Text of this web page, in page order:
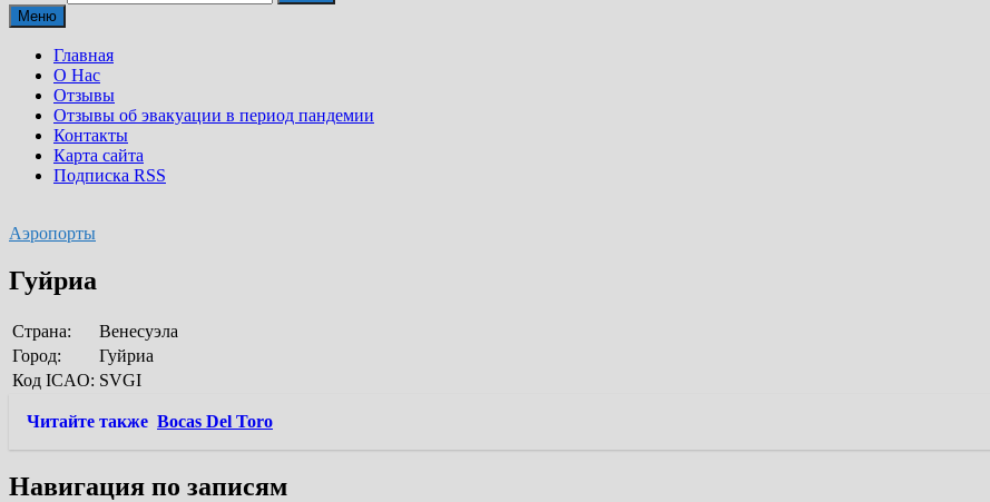
Меню
Главная
О Нас
Отзывы
Отзывы об эвакуации в период пандемии
Контакты
Карта сайта
Подписка RSS
Аэропорты
Гуйриа
Страна:
Венесуэла
Город:
Гуйриа
Код ICAO: SVGI
Читайте также Bocas Del Toro
Навигация по записям